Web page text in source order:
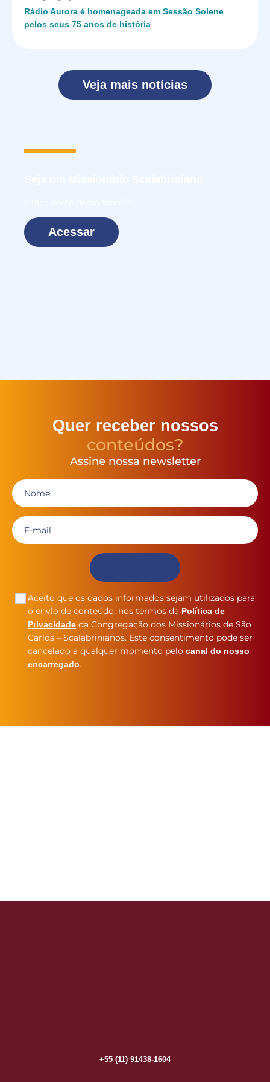
Rádio Aurora é homenageada em Sessão Solene
pelos seus 75 anos de história
Veja mais notícias
Acessar
Quer receber nossos
conteúdos?
Assine nossa newsletter
Aceito que os dados informados sejam utilizados para
o envio de conteúdo, nos termos da Política de
Privacidade da Congregação dos Missionários de São
Carlos – Scalabrinianos. Este consentimento pode ser
cancelado a qualquer momento pelo canal do nosso
encarregado.
+55 (11) 91438-1604